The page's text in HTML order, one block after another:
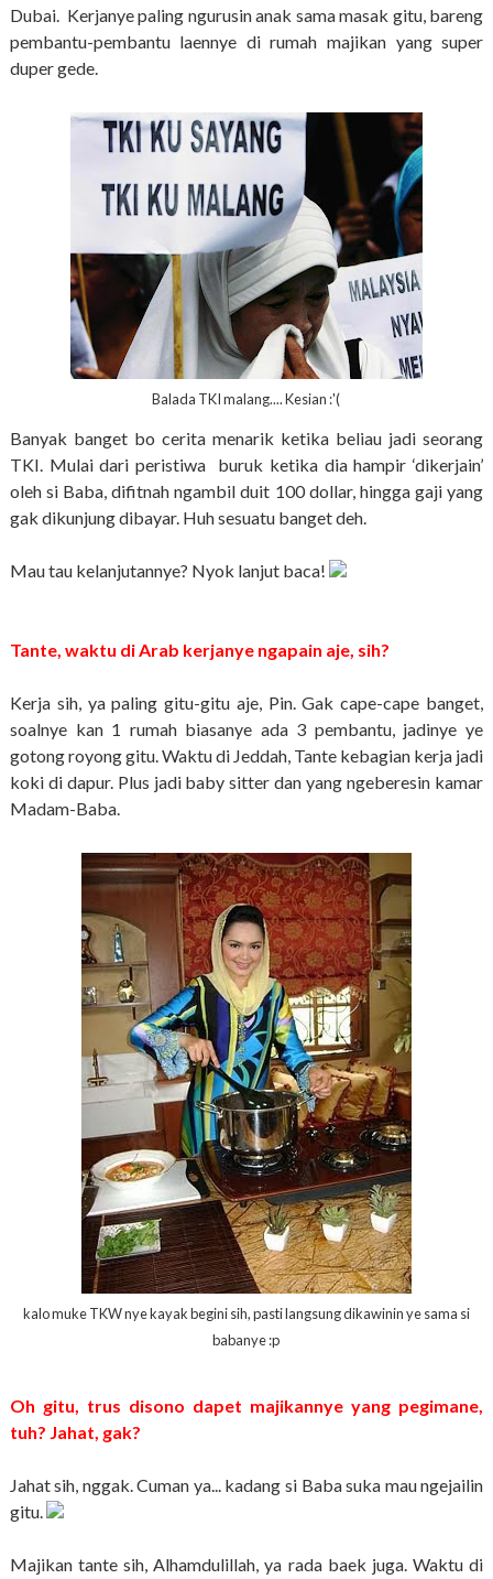
Dubai. Kerjanye paling ngurusin anak sama masak gitu, bareng
pembantu-pembantu laennye di rumah majikan yang super
duper gede.
Balada TKI malang.... Kesian :'(
Banyak banget bo cerita menarik ketika beliau jadi seorang
TKI. Mulai dari peristiwa buruk ketika dia hampir ‘dikerjain’
oleh si Baba, difitnah ngambil duit 100 dollar, hingga gaji yang
gak dikunjung dibayar. Huh sesuatu banget deh.
Mau tau kelanjutannye? Nyok lanjut baca!
Tante, waktu di Arab kerjanye ngapain aje, sih?
Kerja sih, ya paling gitu-gitu aje, Pin. Gak cape-cape banget,
soalnye kan 1 rumah biasanye ada 3 pembantu, jadinye ye
gotong royong gitu. Waktu di Jeddah, Tante kebagian kerja jadi
koki di dapur. Plus jadi baby sitter dan yang ngeberesin kamar
Madam-Baba.
kalo muke TKW nye kayak begini sih, pasti langsung dikawinin ye sama si
babanye :p
Oh gitu, trus disono dapet majikannye yang pegimane,
tuh? Jahat, gak?
Jahat sih, nggak. Cuman ya... kadang si Baba suka mau ngejailin
gitu.
Majikan tante sih, Alhamdulillah, ya rada baek juga. Waktu di